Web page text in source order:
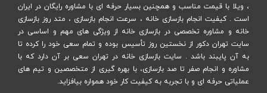
، ویلا با قیمت مناسب و همچنین بسیار حرفه ای با مشاوره رایگان در ایران
است . کیفیت انجام بازسازی خانه ، سرعت انجام بازسازی ، متد روز بازسازی
خانه و مشاوره تخصصی در بازسازی خانه از ویژگی های مهم و اساسی در
سایت تهران دکور از نخستین روز تأسیس بوده و تمام سعی خود را کرده تا
به آن پایبند باشد . سایت بازسازی خانه در تهران سعی بر آن دارد که با
مشاوره و انجام صفر تا صد بازسازی، با بهره گیری از متخصصین و تیم های
عملیاتی حرفه ای و با تجربه به کیفیت کار خود همواره بیافزاید.